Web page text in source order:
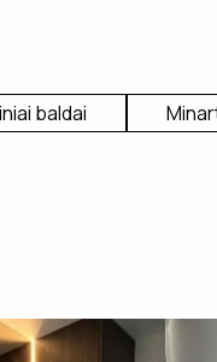
baldai